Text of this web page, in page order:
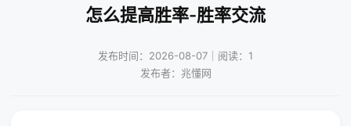
怎么提高胜率-胜率交流
发布时间：2026-08-07｜阅读：1
发布者：兆懂网